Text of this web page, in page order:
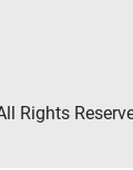
Rights